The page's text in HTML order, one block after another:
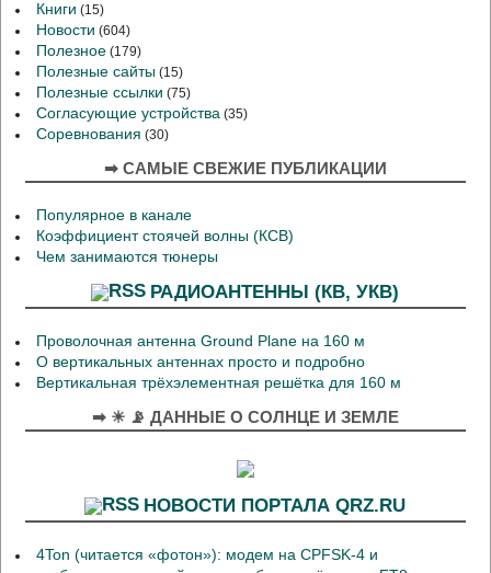
Книги (15)
Новости (604)
Полезное (179)
Полезные сайты (15)
Полезные ссылки (75)
Согласующие устройства (35)
Соревнования (30)
➡ САМЫЕ СВЕЖИЕ ПУБЛИКАЦИИ
Популярное в канале
Коэффициент стоячей волны (КСВ)
Чем занимаются тюнеры
РАДИОАНТЕННЫ (КВ, УКВ)
Проволочная антенна Ground Plane на 160 м
О вертикальных антеннах просто и подробно
Вертикальная трёхэлементная решётка для 160 м
➡ ☀ 📡 ДАННЫЕ О СОЛНЦЕ И ЗЕМЛЕ
НОВОСТИ ПОРТАЛА QRZ.RU
4Ton (читается «фотон»): модем на CPFSK-4 и